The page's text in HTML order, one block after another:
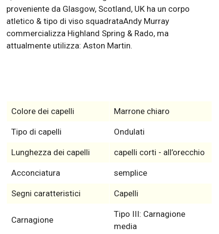
proveniente da Glasgow, Scotland, UK ha un corpo
atletico & tipo di viso squadrataAndy Murray
commercializza Highland Spring & Rado, ma
attualmente utilizza: Aston Martin.
Colore dei capelli Marrone chiaro
Tipo di capelli Ondulati
Lunghezza dei capelli capelli corti - all’orecchio
Acconciatura semplice
Segni caratteristici Capelli
Carnagione
Tipo III: Carnagione
media